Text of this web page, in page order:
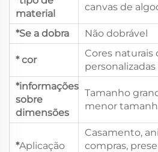
material
canvas de
*Se a dobra Não dobrável
* cor
Cores naturais
personalizadas
*informações
sobre
dimensões
Tamanho
menor
*Aplicação
Casamento,
compras,